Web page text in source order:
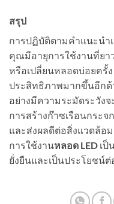
สรุป
การปฏิบัติตามคำแนะนำ
คุณมีอายุการใช้งานที่ย
หรือเปลี่ยนหลอดบ่อยครั้
ประสิทธิภาพมากขึ้นอีกด้
อย่างมีความระมัดระวัง
การสร้างก๊าซเรือนกระ
และส่งผลดีต่อสิ่งแวดล้อ
การใช้งานหลอด LED เป็
ยั่งยืนและเป็นประโยชน์